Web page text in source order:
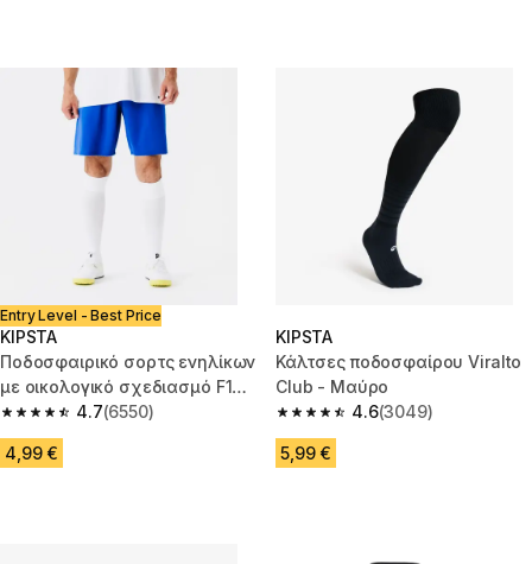
Entry Level - Best Price
KIPSTA
Ποδοσφαιρικό σορτς ενηλίκων
με οικολογικό σχεδιασμό F100
- Μπλε
4.7
4.7 out of 5 stars from 6550 reviews
(6550)
4,99 €
KIPSTA
Κάλτσες ποδοσφαίρου Viralto
Club - Μαύρο
4.6
4.6 out of 5 stars from 3049
(3049)
5,99 €